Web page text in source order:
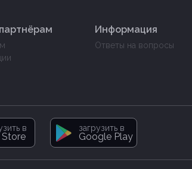
Информация
Ответы на вопросы
в загрузить в
Google Play